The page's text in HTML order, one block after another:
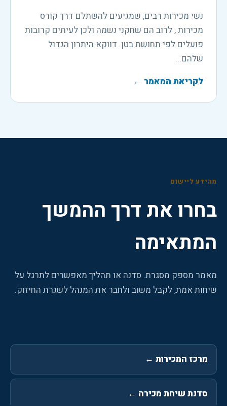
נשי מכירות רבים, שמגיעים להשתלם דרך קורס
מכירות , לרוב הם שחקני נשמה ולכן לעיתים קרובות
פועלים לפי תחושת בטן. דווקא היתרון הגדול
שלהם...
לקריאת המאמר ←
מהידע ליישום
בחרו את דרך ההמשך
המתאימה
מאמר מספק מסגרת. סדנה או תהליך מאפשרים לתרגל על
שיחות אמת, לקבל משוב ולחבר את המנהל לשגרת החיזוק.
מרכז המכירות ←
סדנת שיחת מכירה ←